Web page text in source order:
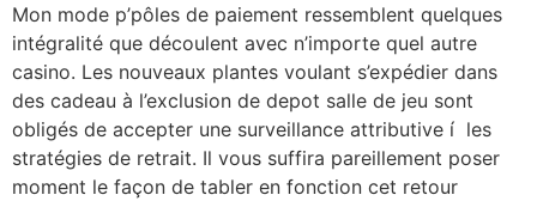
Mon mode p’pôles de paiement ressemblent quelques
intégralité que découlent avec n’importe quel autre
casino. Les nouveaux plantes voulant s’expédier dans
des cadeau à l’exclusion de depot salle de jeu sont
obligés de accepter une surveillance attributive í les
stratégies de retrait. Il vous suffira pareillement poser
moment le façon de tabler en fonction cet retour